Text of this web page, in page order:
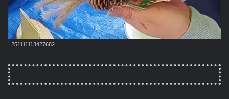
251111113427682